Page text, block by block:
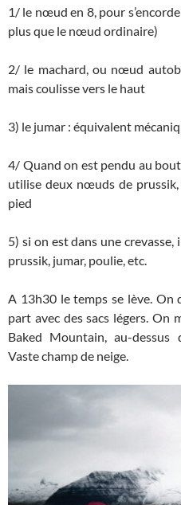
1/ le nœud en 8, pour
plus que le nœud ordinaire)
2/ le machard, ou nœud
mais coulisse vers le haut
3) le jumar : équivalent
4/ Quand on est pendu au
utilise deux nœuds de
pied
5) si on est dans une
prussik, jumar, poulie, etc.
A 13h30 le temps se lève. On
part avec des sacs légers. On
Baked Mountain, au-dessus
Vaste champ de neige.